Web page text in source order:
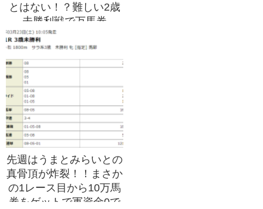
とはない！？難しい2歳
未勝利戦で万馬券
GET！！
先週はうまとみらいとの
真骨頂が炸裂！！まさか
の1レース目から10万馬
券をゲットで軍資金0で